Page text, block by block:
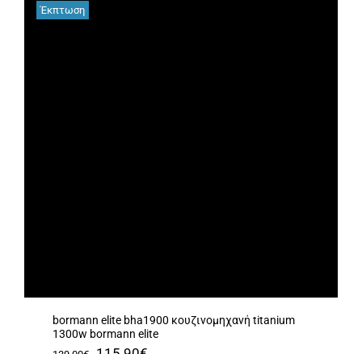
Έκπτωση
bormann elite bha1900 κουζινομηχανή titanium
1300w bormann elite